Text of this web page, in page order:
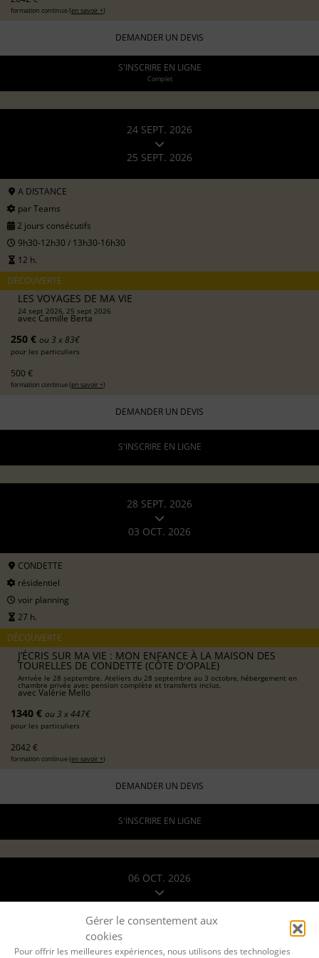
Gérer le consentement aux
cookies
Pour offrir les meilleures expériences, nous utilisons des technologies
formation continue (en savoir +)
DEMANDER UN DEVIS
S'INSCRIRE EN LIGNE
Complet
24 SEPT. 2026
25 SEPT. 2026
A DISTANCE
par Teams
2 jours consécutifs
9h30-12h30 / 13h30-16h30
12 h.
DÉCOUVERTE
LES VOYAGES DE MA VIE
24 sept 2026, 25 sept 2026
avecCamille Berta
250 € ou 3 x 83€
pour les particuliers
500 €
formation continue (en savoir +)
DEMANDER UN DEVIS
S'INSCRIRE EN LIGNE
28 SEPT. 2026
03 OCT. 2026
CONDETTE
résidentiel
voir planning
27 h.
DÉCOUVERTE
J’ÉCRIS SUR MA VIE : MON ENFANCE À LA MAISON DES
TOURELLES DE CONDETTE (CÔTE D'OPALE)
Arrivée le 28 septembre. Ateliers du 28 septembre au 3 octobre, hébergement en
chambre privée avec pension complète et transferts inclus.
avec Valérie Mello
1340 € ou 3 x 447€
pour les particuliers
2042 €
formation continue (en savoir +)
DEMANDER UN DEVIS
S'INSCRIRE EN LIGNE
06 OCT. 2026
13 OCT. 2026